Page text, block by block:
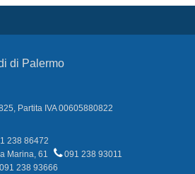
di Palermo
Partita IVA 00605880822
238 86472
Marina, 61
091 238 93011
091 238 93666